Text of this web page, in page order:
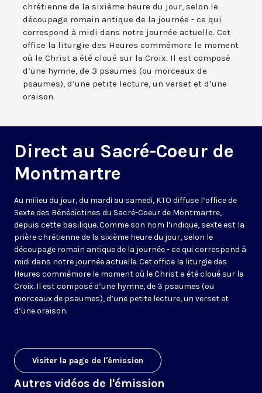
chrétienne de la sixième heure du jour, selon le
découpage romain antique de la journée - ce qui
correspond à midi dans notre journée actuelle. Cet
office la liturgie des Heures commémore le moment
où le Christ a été cloué sur la Croix. Il est composé
d’une hymne, de 3 psaumes (ou morceaux de
psaumes), d’une petite lecture, un verset et d’une
oraison.
Direct au Sacré-Coeur de
Montmartre
Au milieu du jour, du mardi au samedi, KTO diffuse l’office de
Sexte des Bénédictines du Sacré-Coeur de Montmartre,
depuis cette basilique. Comme son nom l’indique, sexte est la
prière chrétienne de la sixième heure du jour, selon le
découpage romain antique de la journée - ce qui correspond à
midi dans notre journée actuelle. Cet office la liturgie des
Heures commémore le moment où le Christ a été cloué sur la
Croix. Il est composé d’une hymne, de 3 psaumes (ou
morceaux de psaumes), d’une petite lecture, un verset et
d’une oraison.
Visiter la page de l'émission
Autres vidéos de l'émission